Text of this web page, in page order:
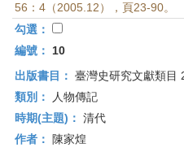
56：4（2005.12），頁23-90。
勾選：
編號：
10
出版書目： 臺灣史研究文獻類目
類別：
人物傳記
時期(主題)： 清代
作者：
陳家煌